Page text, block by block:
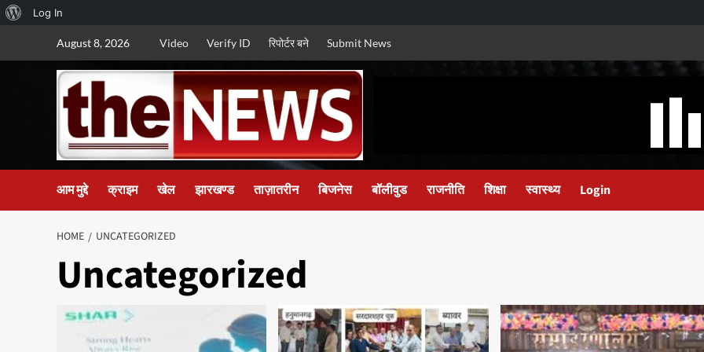
About
WordPress
Log In
August 8, 2026 Video Verify ID रिपोर्टर बने Submit News
आम मुद्दे क्राइम खेल झारखण्ड ताज़ातरीन बिजनेस बॉलीवुड राजनीति शिक्षा स्वास्थ्य Login
HOME UNCATEGORIZED
Uncategorized